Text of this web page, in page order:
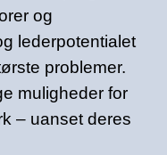
og
lederpotentialet
problemer.
muligheder for
– uanset deres